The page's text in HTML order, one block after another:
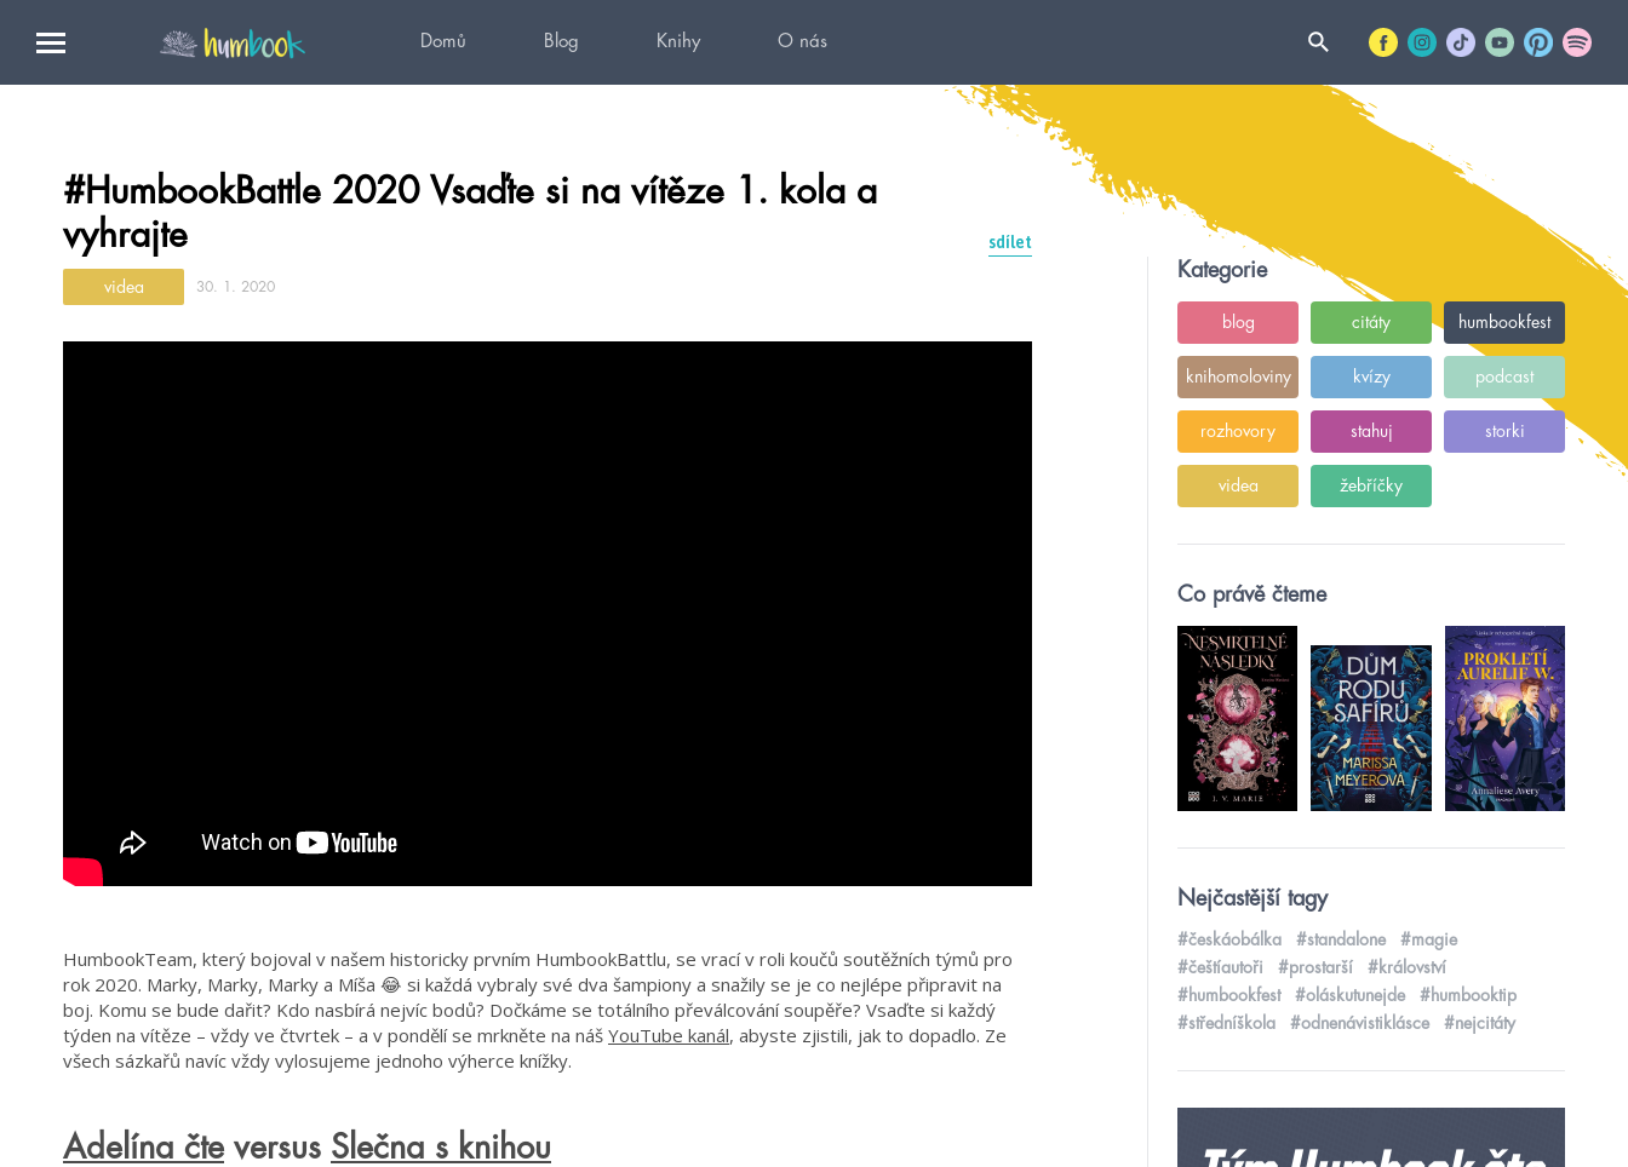
Domů Blog Knihy O nás
#HumbookBattle 2020 Vsaďte si na vítěze 1. kola a
vyhrajte
sdílet
videa 30. 1. 2020
HumbookTeam, který bojoval v našem historicky prvním HumbookBattlu, se vrací v roli koučů soutěžních týmů pro
rok 2020. Marky, Marky, Marky a Míša 😂 si každá vybraly své dva šampiony a snažily se je co nejlépe připravit na
boj. Komu se bude dařit? Kdo nasbírá nejvíc bodů? Dočkáme se totálního převálcování soupěře? Vsaďte si každý
týden na vítěze – vždy ve čtvrtek – a v pondělí se mrkněte na náš YouTube kanál, abyste zjistili, jak to dopadlo. Ze
všech sázkařů navíc vždy vylosujeme jednoho výherce knížky.
Adelína čte versus Slečna s knihou
Kategorie
blog citáty humbookfest
knihomoloviny kvízy podcast
rozhovory stahuj storki
videa žebříčky
Co právě čteme
Nejčastější tagy
#českáobálka #standalone
#magie
#češtíautoři
#prostarší
#království
#humbookfest
#oláskutunejde
#humbooktip
#středníškola
#odnenávistiklásce #nejcitáty